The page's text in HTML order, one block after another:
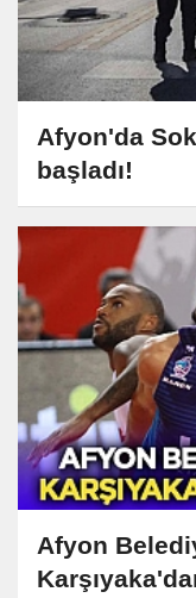
Afyon'da
başladı!
Afyon